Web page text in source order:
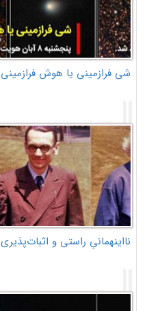
شی فرازمینی یا هوش فرازمینی
نااینهمانیِ راستی و اثبات‌پذیری